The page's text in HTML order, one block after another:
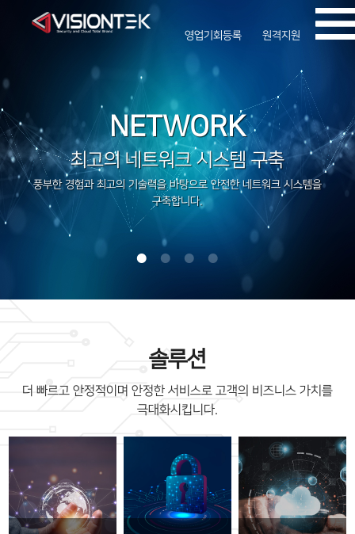
원격지원
영업기회등록
NETWORK
최고의 네트워크 시스템 구축
풍부한 경험과 최고의 기술력을 바탕으로 안전한 네트워크 시스템을
구축합니다.
솔루션
더 빠르고 안정적이며 안정한 서비스로 고객의 비즈니스 가치를
극대화시킵니다.